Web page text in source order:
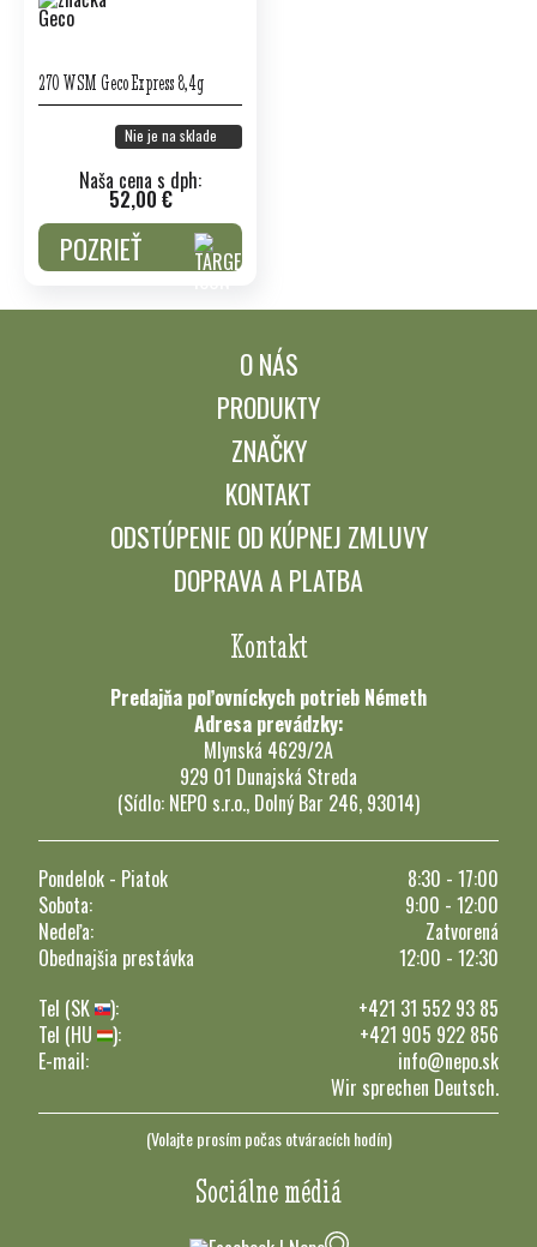
270 WSM Geco Express 8,4g
Nie je na sklade
Naša cena s dph:
52,00 €
POZRIEŤ
O NÁS
PRODUKTY
ZNAČKY
KONTAKT
ODSTÚPENIE OD KÚPNEJ ZMLUVY
DOPRAVA A PLATBA
Kontakt
Predajňa poľovníckych potrieb Németh
Adresa prevádzky:
Mlynská 4629/2A
929 01 Dunajská Streda
(Sídlo: NEPO s.r.o., Dolný Bar 246, 93014)
Pondelok - Piatok
8:30 - 17:00
Sobota:
9:00 - 12:00
Nedeľa:
Zatvorená
Obednajšia prestávka
12:00 - 12:30
Tel (SK
):
+421 31 552 93 85
Tel (HU
):
+421 905 922 856
E-mail:
info@nepo.sk
Wir sprechen Deutsch.
(Volajte prosím počas otváracích hodín)
Sociálne médiá